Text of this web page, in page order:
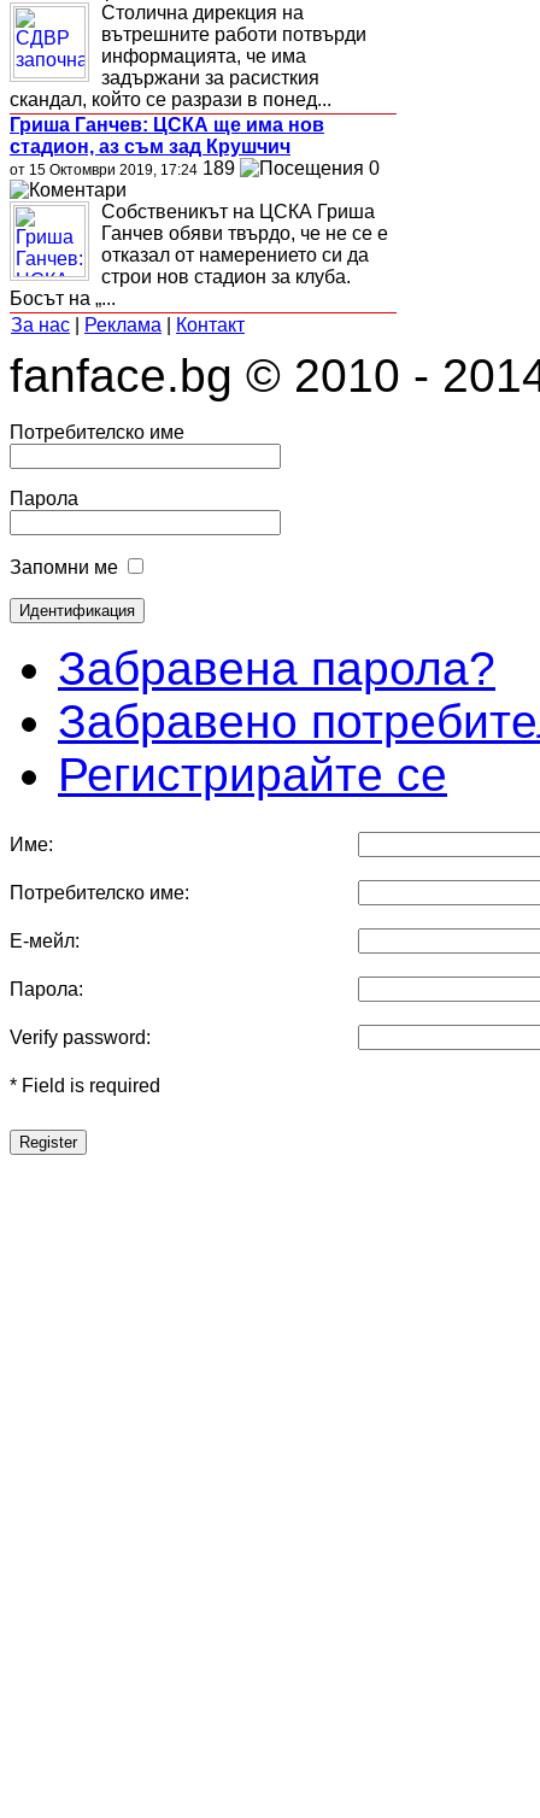
Столична дирекция на
вътрешните работи потвърди
информацията, че има
задържани за расисткия
скандал, който се разрази в понед...
Гриша Ганчев: ЦСКА ще има нов
стадион, аз съм зад Крушчич
от 15 Октомври 2019, 17:24 189 0
Собственикът на ЦСКА Гриша
Ганчев обяви твърдо, че не се е
отказал от намерението си да
строи нов стадион за клуба.
Босът на „...
За нас
Реклама Контакт
fanface.bg © 2010 -
Потребителско име
Парола
Запомни ме
Забравена парола?
Забравено
Регистрирайте се
Име:
Потребителско име:
Е-мейл:
Парола:
Verify password:
* Field is required
Register